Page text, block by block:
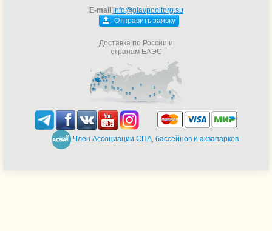
E-mail info@glavpooltorg.su
Отправить заявку
Доставка по России и
странам ЕАЭС
Член Ассоциации СПА, бассейнов и аквапарков